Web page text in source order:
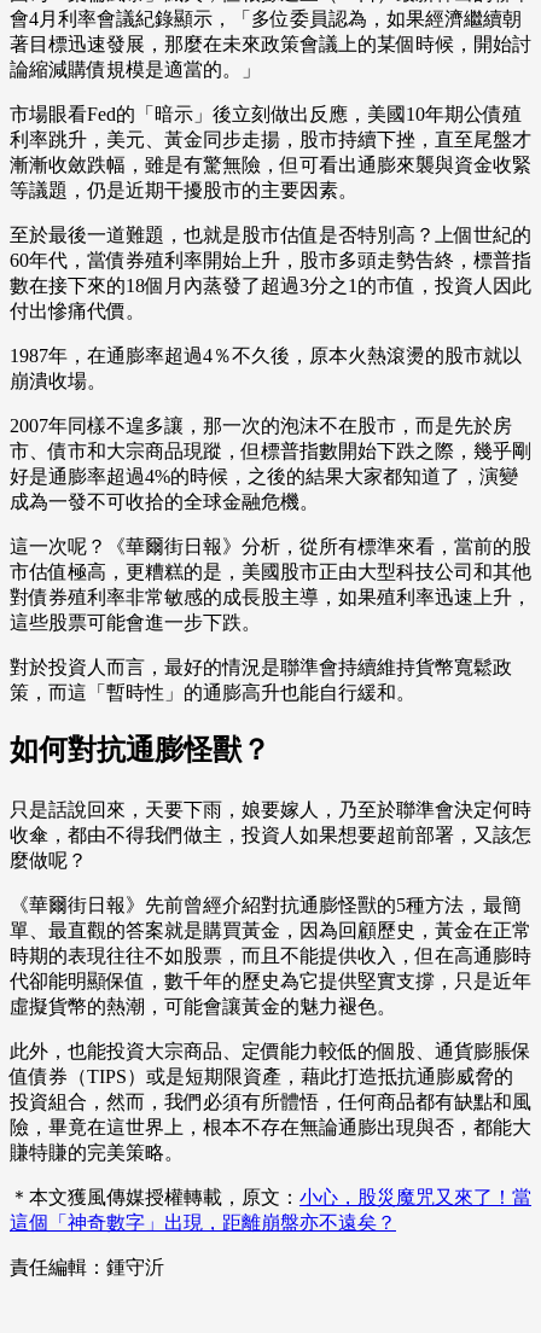
會4月利率會議紀錄顯示，「多位委員認為，如果經濟繼續朝
著目標迅速發展，那麼在未來政策會議上的某個時候，開始討
論縮減購債規模是適當的。」
市場眼看Fed的「暗示」後立刻做出反應，美國10年期公債殖
利率跳升，美元、黃金同步走揚，股市持續下挫，直至尾盤才
漸漸收斂跌幅，雖是有驚無險，但可看出通膨來襲與資金收緊
等議題，仍是近期干擾股市的主要因素。
至於最後一道難題，也就是股市估值是否特別高？上個世紀的
60年代，當債券殖利率開始上升，股市多頭走勢告終，標普指
數在接下來的18個月內蒸發了超過3分之1的市值，投資人因此
付出慘痛代價。
1987年，在通膨率超過4％不久後，原本火熱滾燙的股市就以
崩潰收場。
2007年同樣不遑多讓，那一次的泡沫不在股市，而是先於房
市、債市和大宗商品現蹤，但標普指數開始下跌之際，幾乎剛
好是通膨率超過4%的時候，之後的結果大家都知道了，演變
成為一發不可收拾的全球金融危機。
這一次呢？《華爾街日報》分析，從所有標準來看，當前的股
市估值極高，更糟糕的是，美國股市正由大型科技公司和其他
對債券殖利率非常敏感的成長股主導，如果殖利率迅速上升，
這些股票可能會進一步下跌。
對於投資人而言，最好的情況是聯準會持續維持貨幣寬鬆政
策，而這「暫時性」的通膨高升也能自行緩和。
如何對抗通膨怪獸？
只是話說回來，天要下雨，娘要嫁人，乃至於聯準會決定何時
收傘，都由不得我們做主，投資人如果想要超前部署，又該怎
麼做呢？
《華爾街日報》先前曾經介紹對抗通膨怪獸的5種方法，最簡
單、最直觀的答案就是購買黃金，因為回顧歷史，黃金在正常
時期的表現往往不如股票，而且不能提供收入，但在高通膨時
代卻能明顯保值，數千年的歷史為它提供堅實支撐，只是近年
虛擬貨幣的熱潮，可能會讓黃金的魅力褪色。
此外，也能投資大宗商品、定價能力較低的個股、通貨膨脹保
值債券（TIPS）或是短期限資產，藉此打造抵抗通膨威脅的
投資組合，然而，我們必須有所體悟，任何商品都有缺點和風
險，畢竟在這世界上，根本不存在無論通膨出現與否，都能大
賺特賺的完美策略。
＊本文獲風傳媒授權轉載，原文： 小心，股災魔咒又來了！當
這個「神奇數字」出現，距離崩盤亦不遠矣？
責任編輯：鍾守沂